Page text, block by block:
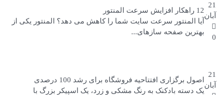
21
آبان
0
12 راهکار افزایش سرعت المنتور
آیا المنتور سرعت سایت شما را کاهش می دهد؟ المنتور یکی از
بهترین صفحه سازهای...
21
آبان
اصول برگزاری افتتاحیه فروشگاه برای رشد 100 درصدی
یک دسته بادکنک به رنگ مشکی و زرد، یک اسپیکر بزرگ با